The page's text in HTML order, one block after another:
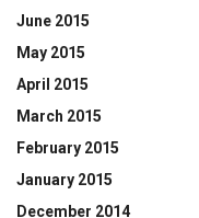
June 2015
May 2015
April 2015
March 2015
February 2015
January 2015
December 2014